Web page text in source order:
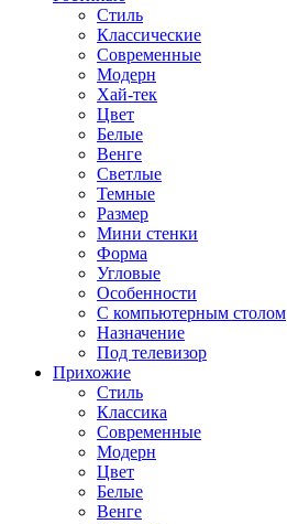
Стиль
Классические
Современные
Модерн
Хай-тек
Цвет
Белые
Венге
Светлые
Темные
Размер
Мини стенки
Форма
Угловые
Особенности
С компьютерным столом
Назначение
Под телевизор
Прихожие
Стиль
Классика
Современные
Модерн
Цвет
Белые
Венге